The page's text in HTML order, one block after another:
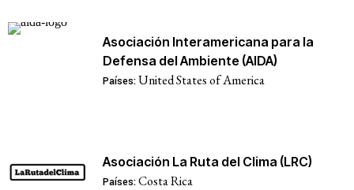
Asociación Interamericana para la
Defensa del Ambiente (AIDA)
Países:United States of America
Asociación La Ruta del Clima (LRC)
Países:Costa Rica